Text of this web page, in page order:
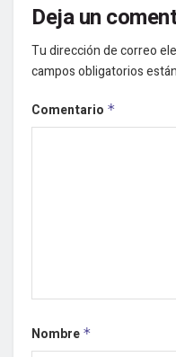
Deja un
Tu dirección de correo
campos obligatorios
Comentario *
Nombre *